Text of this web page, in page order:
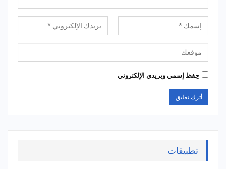
حِفظ إسمي وبريدي الإلكتروني
تطبيقات